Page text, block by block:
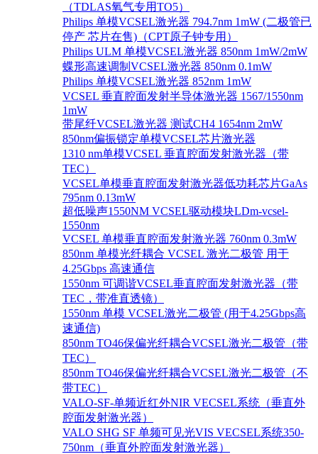
（TDLAS氧气专用TO5）
Philips 单模VCSEL激光器 794.7nm 1mW (二极管已
停产 芯片在售)（CPT原子钟专用）
Philips ULM 单模VCSEL激光器 850nm 1mW/2mW
蝶形高速调制VCSEL激光器 850nm 0.1mW
Philips 单模VCSEL激光器 852nm 1mW
VCSEL 垂直腔面发射半导体激光器 1567/1550nm
1mW
带尾纤VCSEL激光器 测试CH4 1654nm 2mW
850nm偏振锁定单模VCSEL芯片激光器
1310 nm单模VCSEL 垂直腔面发射激光器（带
TEC）
VCSEL单模垂直腔面发射激光器低功耗芯片GaAs
795nm 0.13mW
超低噪声1550NM VCSEL驱动模块LDm-vcsel-
1550nm
VCSEL 单模垂直腔面发射激光器 760nm 0.3mW
850nm 单模光纤耦合 VCSEL 激光二极管 用于
4.25Gbps 高速通信
1550nm 可调谐VCSEL垂直腔面发射激光器（带
TEC，带准直透镜）
1550nm 单模 VCSEL激光二极管 (用于4.25Gbps高
速通信)
850nm TO46保偏光纤耦合VCSEL激光二极管（带
TEC）
850nm TO46保偏光纤耦合VCSEL激光二极管（不
带TEC）
VALO-SF-单频近红外NIR VECSEL系统（垂直外
腔面发射激光器）
VALO SHG SF 单频可见光VIS VECSEL系统350-
750nm（垂直外腔面发射激光器）